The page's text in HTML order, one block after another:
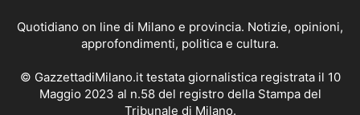
Quotidiano on line di Milano e provincia. Notizie, opinioni,
approfondimenti, politica e cultura.
© GazzettadiMilano.it testata giornalistica registrata il 10
Maggio 2023 al n.58 del registro della Stampa del
Tribunale di Milano.